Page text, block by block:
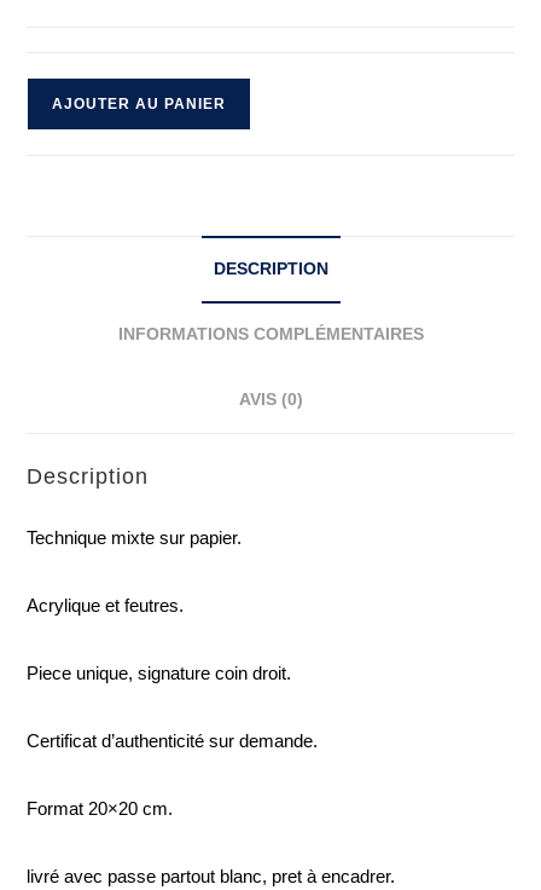
AJOUTER AU PANIER
DESCRIPTION
INFORMATIONS COMPLÉMENTAIRES
AVIS (0)
Description
Technique mixte sur papier.
Acrylique et feutres.
Piece unique, signature coin droit.
Certificat d’authenticité sur demande.
Format 20×20 cm.
livré avec passe partout blanc, pret à encadrer.